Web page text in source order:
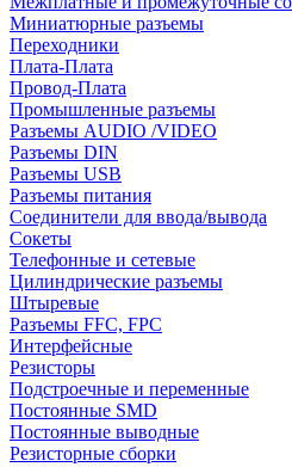
Миниатюрные разъемы
Переходники
Плата-Плата
Провод-Плата
Промышленные разъемы
Разъемы AUDIO /VIDEO
Разъемы DIN
Разъемы USB
Разъемы питания
Соединители для ввода/вывода
Сокеты
Телефонные и сетевые
Цилиндрические разъемы
Штыревые
Разъемы FFC, FPC
Интерфейсные
Резисторы
Подстроечные и переменные
Постоянные SMD
Постоянные выводные
Резисторные сборки